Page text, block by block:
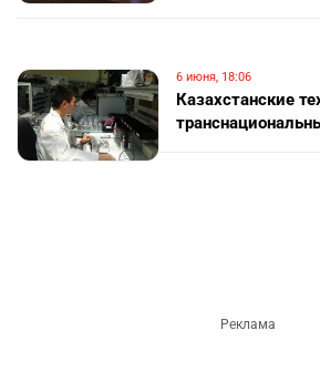
6 июня, 18:06
Казахстанские